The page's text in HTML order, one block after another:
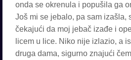
onda se okrenula i popušila ga
Još mi se jebalo, pa sam izašla,
čekajući da moj jebač izađe i
licem u lice. Niko nije izlazio, a
druga dama, sigurno znajući